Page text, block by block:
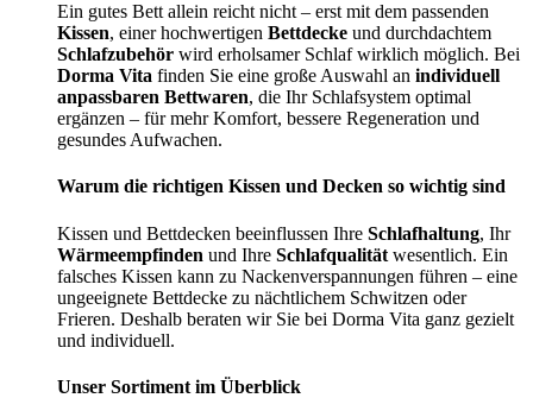
Ein gutes Bett allein reicht nicht – erst mit dem passenden
Kissen, einer hochwertigen Bettdecke und durchdachtem
Schlafzubehör wird erholsamer Schlaf wirklich möglich. Bei
Dorma Vita finden Sie eine große Auswahl an individuell
anpassbaren Bettwaren, die Ihr Schlafsystem optimal
ergänzen – für mehr Komfort, bessere Regeneration und
gesundes Aufwachen.
Warum die richtigen Kissen und Decken so wichtig sind
Kissen und Bettdecken beeinflussen Ihre Schlafhaltung, Ihr
Wärmeempfinden und Ihre Schlafqualität wesentlich. Ein
falsches Kissen kann zu Nackenverspannungen führen – eine
ungeeignete Bettdecke zu nächtlichem Schwitzen oder
Frieren. Deshalb beraten wir Sie bei Dorma Vita ganz gezielt
und individuell.
Unser Sortiment im Überblick